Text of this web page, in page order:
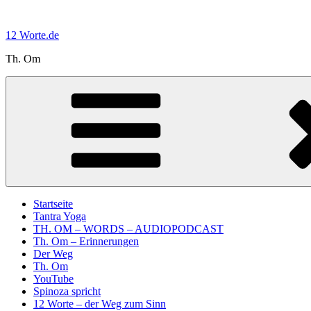
springen
12 Worte.de
Th. Om
Startseite
Tantra Yoga
TH. OM – WORDS – AUDIOPODCAST
Th. Om – Erinnerungen
Der Weg
Th. Om
YouTube
Spinoza spricht
12 Worte – der Weg zum Sinn